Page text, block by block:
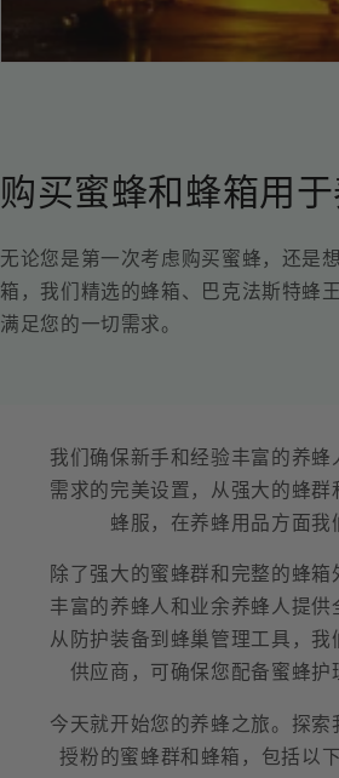
购买蜜蜂和蜂箱用
无论您是第一次考虑购买蜜蜂，还是
箱，我们精选的蜂箱、巴克法斯特蜂
满足您的一切需求。
我们确保新手和经验丰富的养蜂
需求的完美设置，从强大的蜂群
蜂服，在养蜂用品方面我
除了强大的蜜蜂群和完整的蜂箱
丰富的养蜂人和业余养蜂人提供
从防护装备到蜂巢管理工具，我
供应商，可确保您配备蜜蜂护
今天就开始您的养蜂之旅。探索
授粉的蜜蜂群和蜂箱，包括以